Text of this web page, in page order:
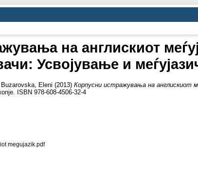
на англискиот
Усвојување и
Buzarovska, Eleni (2013) Корпусни истражувања на англискиот
ISBN 978-608-4506-32-4
megujazik.pdf